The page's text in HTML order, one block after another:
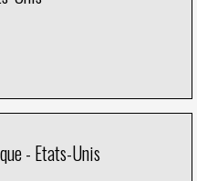
- Etats-Unis